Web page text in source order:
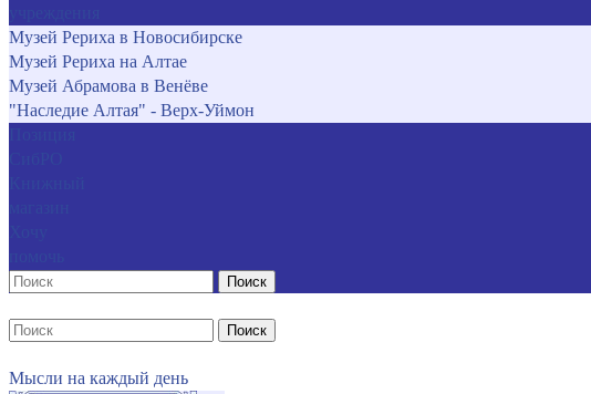
Музей Рериха в Новосибирске
Музей Рериха на Алтае
Музей Абрамова в Венёве
"Наследие Алтая" - Верх-Уймон
Поиск
Поиск
Мысли на каждый день